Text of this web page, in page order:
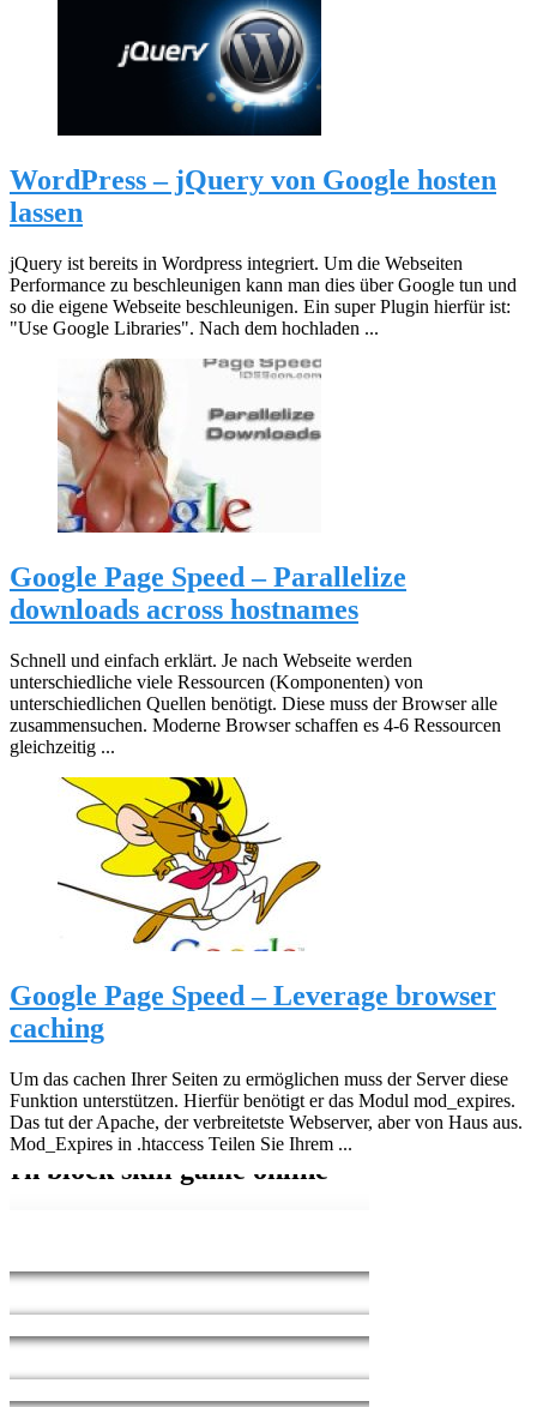
WordPress – jQuery von Google hosten
lassen
jQuery ist bereits in Wordpress integriert. Um die Webseiten
Performance zu beschleunigen kann man dies über Google tun und
so die eigene Webseite beschleunigen. Ein super Plugin hierfür ist:
"Use Google Libraries". Nach dem hochladen ...
Google Page Speed – Parallelize
downloads across hostnames
Schnell und einfach erklärt. Je nach Webseite werden
unterschiedliche viele Ressourcen (Komponenten) von
unterschiedlichen Quellen benötigt. Diese muss der Browser alle
zusammensuchen. Moderne Browser schaffen es 4-6 Ressourcen
gleichzeitig ...
Google Page Speed – Leverage browser
caching
Um das cachen Ihrer Seiten zu ermöglichen muss der Server diese
Funktion unterstützen. Hierfür benötigt er das Modul mod_expires.
Das tut der Apache, der verbreitetste Webserver, aber von Haus aus.
Mod_Expires in .htaccess Teilen Sie Ihrem ...